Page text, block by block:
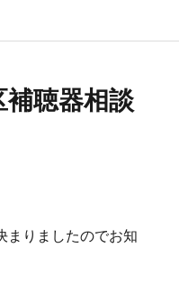
補聴器相談
まりましたのでお知